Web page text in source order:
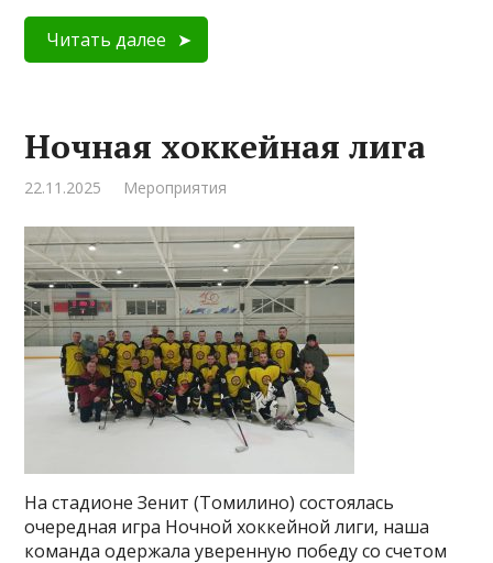
Читать далее
Ночная хоккейная лига
22.11.2025 Мероприятия
На стадионе Зенит (Томилино) состоялась
очередная игра Ночной хоккейной лиги, наша
команда одержала уверенную победу со счетом